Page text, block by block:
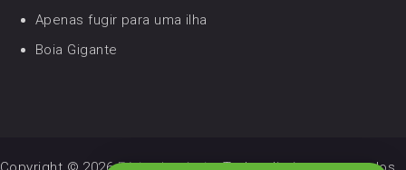
Apenas fugir para uma ilha
Boia Gigante